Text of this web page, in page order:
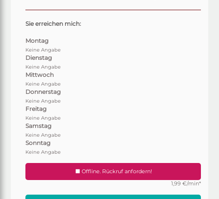
Sie erreichen mich:
Montag
Keine Angabe
Dienstag
Keine Angabe
Mittwoch
Keine Angabe
Donnerstag
Keine Angabe
Freitag
Keine Angabe
Samstag
Keine Angabe
Sonntag
Keine Angabe
Offline. Rückruf anfordern!
1,99 €/min*